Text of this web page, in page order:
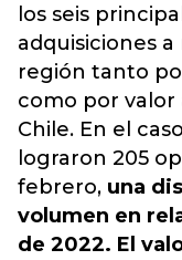
los seis
adquisiciones
región tanto
como por valor
Chile. En el
lograron 205
febrero, una
volumen en
de 2022. El